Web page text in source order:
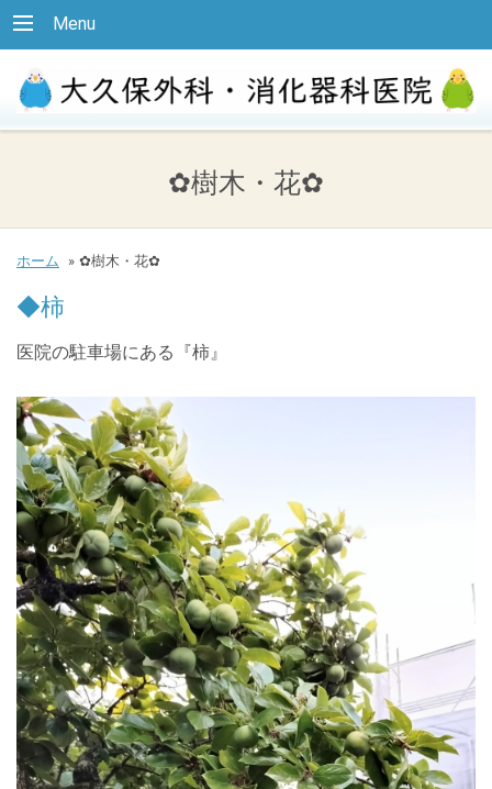
Menu
✿樹木・花✿
ホーム » ✿樹木・花✿
◆柿
医院の駐車場にある『柿』